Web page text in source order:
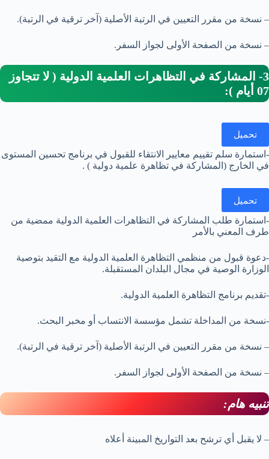
– نسخة من مقرر التعيين في الرتبة الأصلية (آخر ترقية في الرتبة).
– نسخة من الصفحة الأولى لجواز السفر.
3- المشاركة في التظاهرات العلمية الدولية ( لا تتجاوز
07 أيام ):
تحميل
-استمارة سلم تقييم معايير الانتقاء للقبول في برنامج تحسين المستوى
في الخارج (المشاركة في تظاهرة علمية دولية ) .
تحميل
-استمارة طلب المشاركة في التظاهرات العلمية الدولية ممضية من
طرف المعني بالأمر
-دعوة قبول من منظمي التظاهرة العلمية الدولية مع التقيد بتوصية
الوزارة الوصية في مجال البلدان المستقبلة.
-تقديم برنامج التظاهرة العلمية الدولية.
-نسخة من المداخلة تشمل مؤسسة الانتساب أو مخبر البحث.
– نسخة من مقرر التعيين في الرتبة الأصلية (آخر ترقية في الرتبة).
– نسخة من الصفحة الأولى لجواز السفر.
تنبيه هام:
– لا يقبل أي ترشح بعد التواريخ المبينة أعلاه